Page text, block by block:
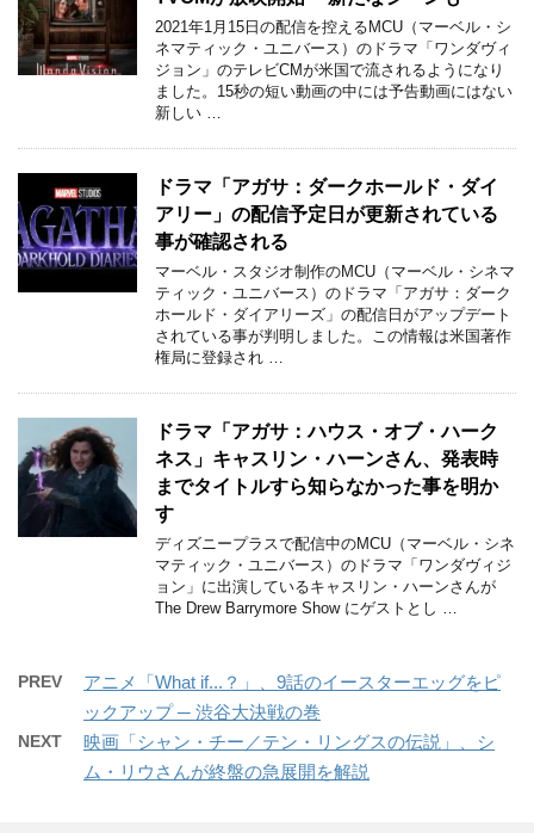
2021年1月15日の配信を控えるMCU（マーベル・シ
ネマティック・ユニバース）のドラマ「ワンダヴィ
ジョン」のテレビCMが米国で流されるようになり
ました。15秒の短い動画の中には予告動画にはない
新しい …
ドラマ「アガサ：ダークホールド・ダイ
アリー」の配信予定日が更新されている
事が確認される
マーベル・スタジオ制作のMCU（マーベル・シネマ
ティック・ユニバース）のドラマ「アガサ：ダーク
ホールド・ダイアリーズ」の配信日がアップデート
されている事が判明しました。この情報は米国著作
権局に登録され …
ドラマ「アガサ：ハウス・オブ・ハーク
ネス」キャスリン・ハーンさん、発表時
までタイトルすら知らなかった事を明か
す
ディズニープラスで配信中のMCU（マーベル・シネ
マティック・ユニバース）のドラマ「ワンダヴィジ
ョン」に出演しているキャスリン・ハーンさんが
The Drew Barrymore Show にゲストとし …
PREV
アニメ「What if...？」、9話のイースターエッグをピ
ックアップ ─ 渋谷大決戦の巻
NEXT
映画「シャン・チー／テン・リングスの伝説」、シ
ム・リウさんが終盤の急展開を解説